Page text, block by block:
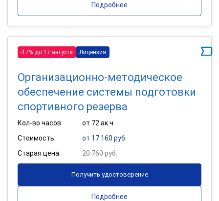
Подробнее
-17% до 17 августа Лицензия
Организационно-методическое
обеспечение системы подготовки
спортивного резерва
Кол-во часов:
от 72 ак.ч
Стоимость:
от 17 160 руб.
Старая цена:
20 760 руб.
Получить удостоверение
Подробнее